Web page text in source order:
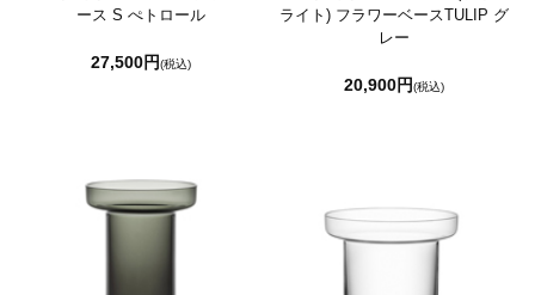
ース S ぺトロール
27,500円(税込)
ライト) フラワーベースTULIP グ
レー
20,900円(税込)